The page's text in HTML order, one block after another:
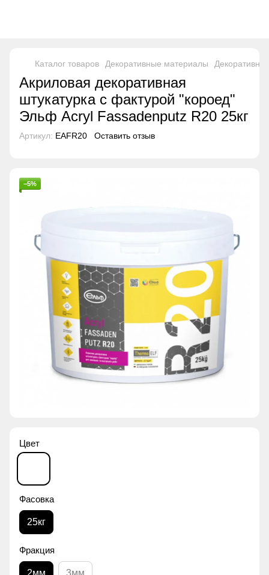
Каталог товаров Декоративные материалы
Акриловая декоративная
штукатурка с фактурой "короед"
Эльф Acryl Fassadenputz R20 25кг
Артикул: EAFR20 Оставить отзыв
−5%
Цвет
Фасовка
25кг
Фракция
2мм 3мм